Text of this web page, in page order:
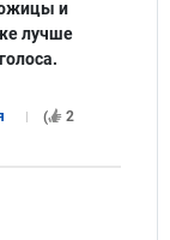
и
лучше
(
2